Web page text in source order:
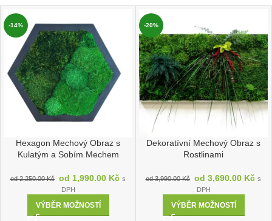
-14%
Hexagon Mechový Obraz s
Kulatým a Sobím Mechem
od2,250.00Kč od 1,990.00 Kč s
DPH
VÝBĚR MOŽNOSTÍ
-20%
Dekoratívní Mechový Obraz s
Rostlinami
od3,990.00Kč od3,690.00 Kč s
DPH
VÝBĚR MOŽNOSTÍ